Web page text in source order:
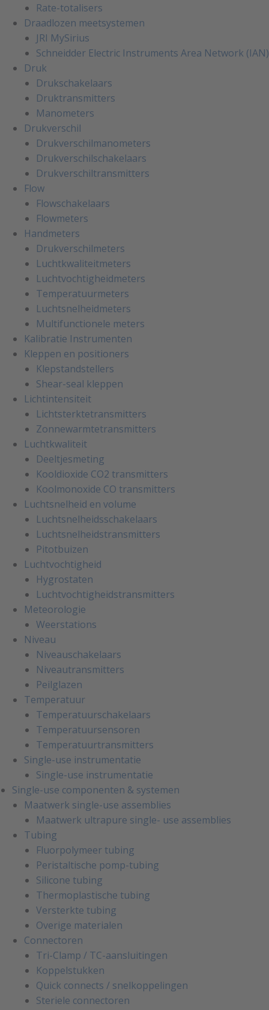
Rate-totalisers
Draadlozen meetsystemen
JRI MySirius
Schneidder Electric Instruments Area Network (IAN)
Druk
Drukschakelaars
Druktransmitters
Manometers
Drukverschil
Drukverschilmanometers
Drukverschilschakelaars
Drukverschiltransmitters
Flow
Flowschakelaars
Flowmeters
Handmeters
Drukverschilmeters
Luchtkwaliteitmeters
Luchtvochtigheidmeters
Temperatuurmeters
Luchtsnelheidmeters
Multifunctionele meters
Kalibratie Instrumenten
Kleppen en positioners
Klepstandstellers
Shear-seal kleppen
Lichtintensiteit
Lichtsterktetransmitters
Zonnewarmtetransmitters
Luchtkwaliteit
Deeltjesmeting
Kooldioxide CO2 transmitters
Koolmonoxide CO transmitters
Luchtsnelheid en volume
Luchtsnelheidsschakelaars
Luchtsnelheidstransmitters
Pitotbuizen
Luchtvochtigheid
Hygrostaten
Luchtvochtigheidstransmitters
Meteorologie
Weerstations
Niveau
Niveauschakelaars
Niveautransmitters
Peilglazen
Temperatuur
Temperatuurschakelaars
Temperatuursensoren
Temperatuurtransmitters
Single-use instrumentatie
Single-use instrumentatie
Single-use componenten & systemen
Maatwerk single-use assemblies
Maatwerk ultrapure single- use assemblies
Tubing
Fluorpolymeer tubing
Peristaltische pomp-tubing
Silicone tubing
Thermoplastische tubing
Versterkte tubing
Overige materialen
Connectoren
Tri-Clamp / TC-aansluitingen
Koppelstukken
Quick connects / snelkoppelingen
Steriele connectoren